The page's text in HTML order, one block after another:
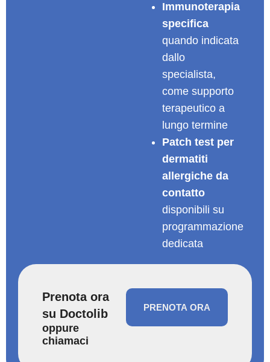
Immunoterapia
specifica
quando indicata
dallo
specialista,
come supporto
terapeutico a
lungo termine
Patch test per
dermatiti
allergiche da
contatto
disponibili su
programmazione
dedicata
Prenota ora
su Doctolib
oppure
chiamaci
PRENOTA ORA